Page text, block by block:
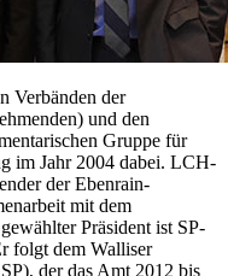
Verbänden der
und den
Gruppe für
im Jahr 2004 dabei. LCH-
der Ebenrain-
mit dem
Präsident ist SP-
folgt dem Walliser
der das Amt 2012 bis